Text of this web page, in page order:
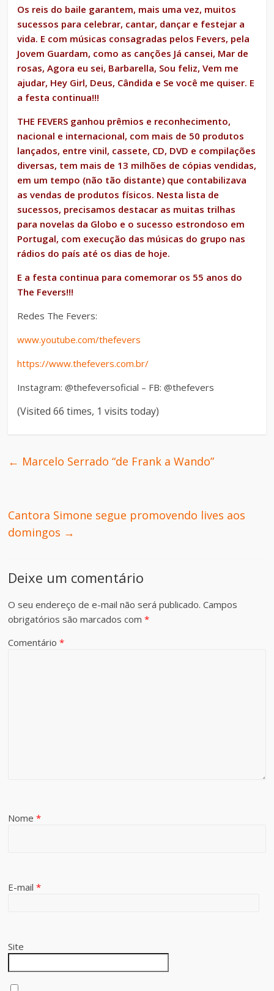
Os reis do baile garantem, mais uma vez, muitos
sucessos para celebrar, cantar, dançar e festejar a
vida. E com músicas consagradas pelos Fevers, pela
Jovem Guardam, como as canções Já cansei, Mar de
rosas, Agora eu sei, Barbarella, Sou feliz, Vem me
ajudar, Hey Girl, Deus, Cândida e Se você me quiser. E
a festa continua!!!
THE FEVERS ganhou prêmios e reconhecimento,
nacional e internacional, com mais de 50 produtos
lançados, entre vinil, cassete, CD, DVD e compilações
diversas, tem mais de 13 milhões de cópias vendidas,
em um tempo (não tão distante) que contabilizava
as vendas de produtos físicos. Nesta lista de
sucessos, precisamos destacar as muitas trilhas
para novelas da Globo e o sucesso estrondoso em
Portugal, com execução das músicas do grupo nas
rádios do país até os dias de hoje.
E a festa continua para comemorar os 55 anos do
The Fevers!!!
Redes The Fevers:
www.youtube.com/thefevers
https://www.thefevers.com.br/
Instagram: @thefeversoficial – FB: @thefevers
(Visited 66 times, 1 visits today)
← Marcelo Serrado “de Frank a Wando”
Cantora Simone segue promovendo lives aos
domingos →
Deixe um comentário
O seu endereço de e-mail não será publicado. Campos
obrigatórios são marcados com*
Comentário*
Nome*
E-mail*
Site